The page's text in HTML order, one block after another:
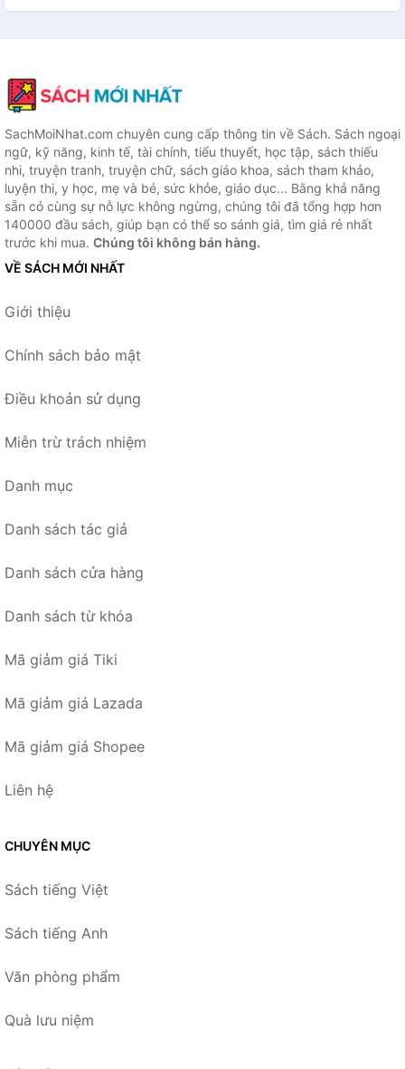
SachMoiNhat.com chuyên cung cấp thông tin về Sách. Sách ngoại
ngữ, kỹ năng, kinh tế, tài chính, tiểu thuyết, học tập, sách thiếu
nhi, truyện tranh, truyện chữ, sách giáo khoa, sách tham khảo,
luyện thi, y học, mẹ và bé, sức khỏe, giáo dục... Bằng khả năng
sẵn có cùng sự nỗ lực không ngừng, chúng tôi đã tổng hợp hơn
140000 đầu sách, giúp bạn có thể so sánh giá, tìm giá rẻ nhất
trước khi mua. Chúng tôi không bán hàng.
VỀ SÁCH MỚI NHẤT
Giới thiệu
Chính sách bảo mật
Điều khoản sử dụng
Miễn trừ trách nhiệm
Danh mục
Danh sách tác giả
Danh sách cửa hàng
Danh sách từ khóa
Mã giảm giá Tiki
Mã giảm giá Lazada
Mã giảm giá Shopee
Liên hệ
CHUYÊN MỤC
Sách tiếng Việt
Sách tiếng Anh
Văn phòng phẩm
Quà lưu niệm